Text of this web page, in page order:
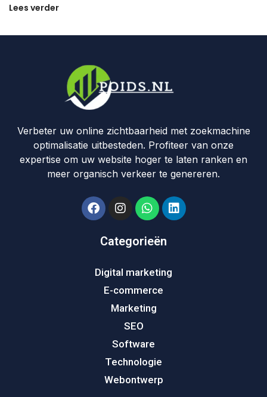
Lees verder
Verbeter uw online zichtbaarheid met zoekmachine
optimalisatie uitbesteden. Profiteer van onze
expertise om uw website hoger te laten ranken en
meer organisch verkeer te genereren.
Categorieën
Digital marketing
E-commerce
Marketing
SEO
Software
Technologie
Webontwerp